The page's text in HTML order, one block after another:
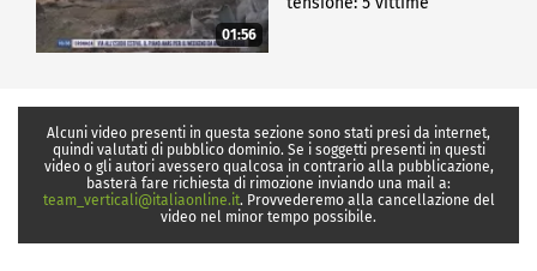
01:56
Alcuni video presenti in questa sezione sono stati presi da internet,
quindi valutati di pubblico dominio. Se i soggetti presenti in questi
video o gli autori avessero qualcosa in contrario alla pubblicazione,
basterà fare richiesta di rimozione inviando una mail a:
team_verticali@italiaonline.it. Provvederemo alla cancellazione del
video nel minor tempo possibile.